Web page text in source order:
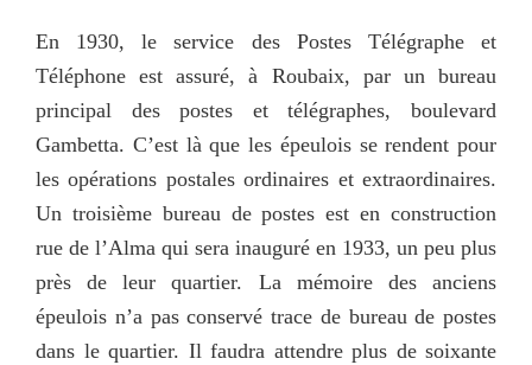
En 1930, le service des Postes Télégraphe et
Téléphone est assuré, à Roubaix, par un bureau
principal des postes et télégraphes, boulevard
Gambetta. C’est là que les épeulois se rendent pour
les opérations postales ordinaires et extraordinaires.
Un troisième bureau de postes est en construction
rue de l’Alma qui sera inauguré en 1933, un peu plus
près de leur quartier. La mémoire des anciens
épeulois n’a pas conservé trace de bureau de postes
dans le quartier. Il faudra attendre plus de soixante